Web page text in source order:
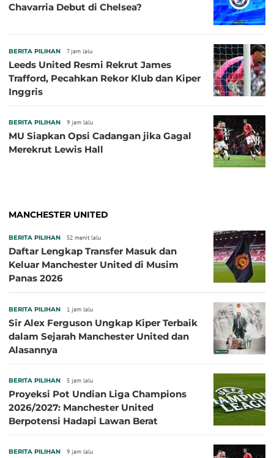
Chavarria Debut di Chelsea?
BERITA PILIHAN 7 jam lalu
Leeds United Resmi Rekrut James
Trafford, Pecahkan Rekor Klub dan Kiper
Inggris
BERITA PILIHAN 9 jam lalu
MU Siapkan Opsi Cadangan jika Gagal
Merekrut Lewis Hall
MANCHESTER UNITED
BERITA PILIHAN 52 menit lalu
Daftar Lengkap Transfer Masuk dan
Keluar Manchester United di Musim
Panas 2026
BERITA PILIHAN 1 jam lalu
Sir Alex Ferguson Ungkap Kiper Terbaik
dalam Sejarah Manchester United dan
Alasannya
BERITA PILIHAN 5 jam lalu
Proyeksi Pot Undian Liga Champions
2026/2027: Manchester United
Berpotensi Hadapi Lawan Berat
BERITA PILIHAN 9 jam lalu